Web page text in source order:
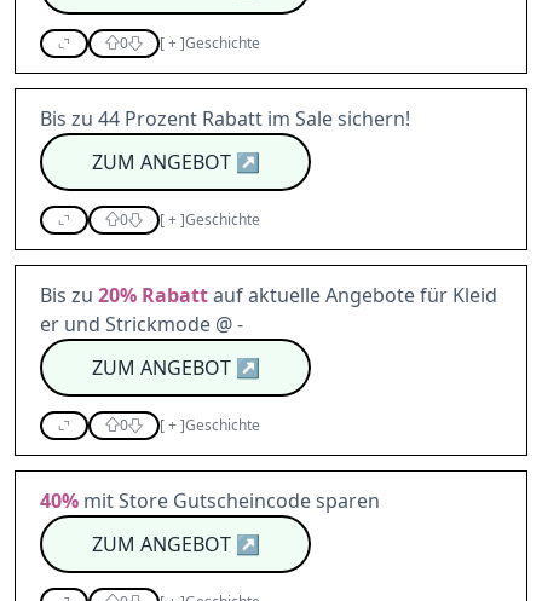
0 [+]Geschichte
Bis zu 44 Prozent Rabatt im Sale sichern!
ZUM ANGEBOT↗
0 [+]Geschichte
Bis zu 20% Rabattauf aktuelle Angebote für Kleid
er und Strickmode @ -
ZUM ANGEBOT↗
0 [+]Geschichte
40% mit Store Gutscheincode sparen
ZUM ANGEBOT↗